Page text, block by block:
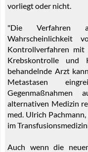
vorliegt oder nicht.
"Die Verfahren
Kontrollverfahren
Krebskontrolle und
behandelnde Arzt
Metastasen
alternativen Medizin
med. Ulrich
im
Auch wenn die